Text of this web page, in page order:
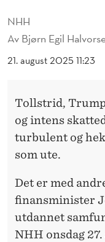
R
G
NHH
Av Bjørn Egil
21. august 2025 11:23
Tollstrid,
og intens
turbulent og
som ute.
Det er med
finansminister
utdannet
NHH onsdag